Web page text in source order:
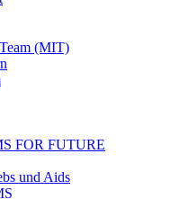
(MIT)
FOR FUTURE
und Aids